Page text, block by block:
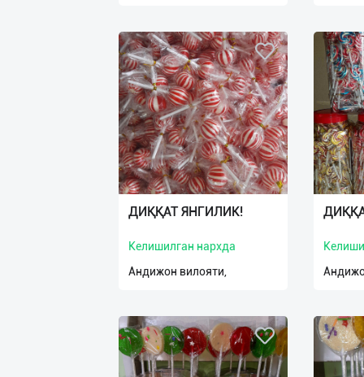
ДИҚҚАТ ЯНГИЛИК!
Келишилган нархда
Андижон вилояти,